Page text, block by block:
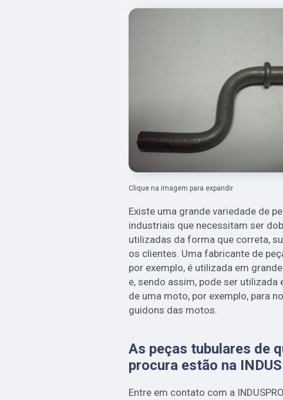
Clique na imagem para expandir
Existe uma grande variedade de
industriais que necessitam ser
utilizadas da forma que correta,
os clientes. Uma fabricante de
por exemplo, é utilizada em
e, sendo assim, pode ser
de uma moto, por exemplo, para
guidons das motos.
As peças tubulares de
procura estão na
Entre em contato com a